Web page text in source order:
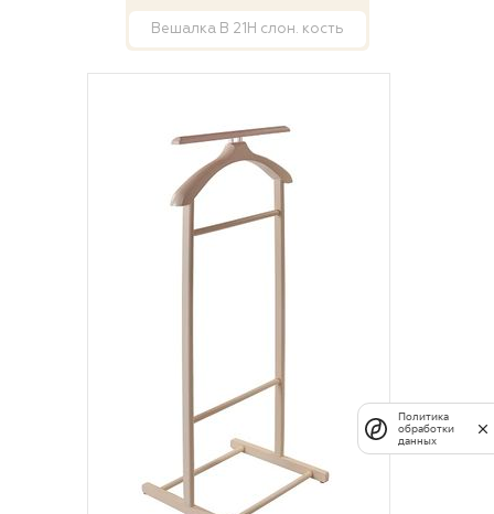
Вешалка В 21Н слон. кость
Политика
обработки
данных